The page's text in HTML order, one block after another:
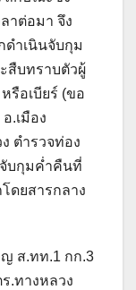
าต่อมา จึง
ำเนินจับกุม
สืบทราบตัวผู้
รือเบียร์ (ขอ
.เมือง
ตำรวจท่อง
บกุมค่ำคืนที่
ดยสารกลาง
ส.ทท.1 กก.3
.ทางหลวง